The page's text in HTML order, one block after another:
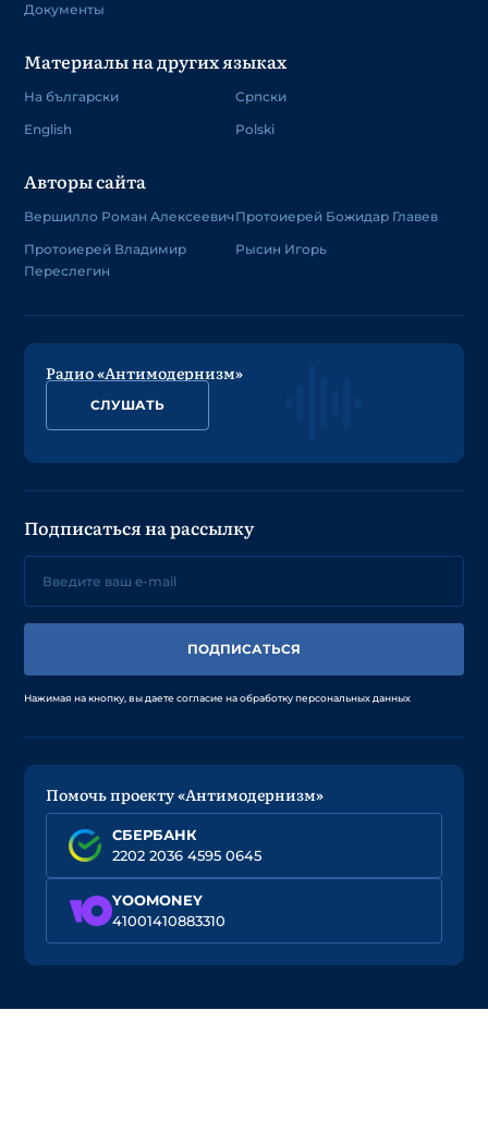
Документы
Материалы на других языках
На български
English
Српски
Polski
Авторы сайта
Вершилло Роман Алексеевич
Протоиерей Владимир
Переслегин
Протоиерей Божидар Главев
Рысин Игорь
Радио «Антимодернизм»
СЛУШАТЬ
Подписаться на рассылку
ПОДПИСАТЬСЯ
Нажимая на кнопку, вы даете согласие на обработку персональных данных
Помочь проекту «Антимодернизм»
СБЕРБАНК
2202 2036 4595 0645
YOOMONEY
41001410883310